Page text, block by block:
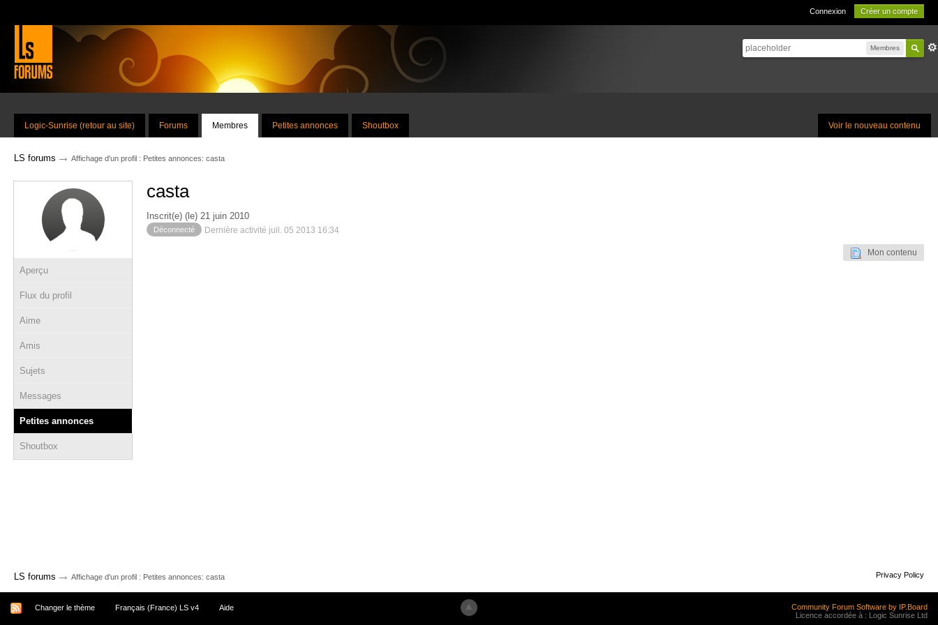
Connexion Créer un compte
Membres
Voir le nouveau contenu
Logic-Sunrise (retour au site) Forums Membres Petites annonces Shoutbox
LS forums → Affichage d'un profil : Petites annonces: casta
Aperçu
Flux du profil
Aime
Amis
Sujets
Messages
Petites annonces
Shoutbox
casta
Inscrit(e) (le) 21 juin 2010
Déconnecté Dernière activité juil. 05 2013 16:34
Mon contenu
LS forums → Affichage d'un profil : Petites annonces: casta Privacy Policy
Changer le thème Français (France) LS v4 Aide
Community Forum Software by IP.Board
Licence accordée à : Logic Sunrise Ltd